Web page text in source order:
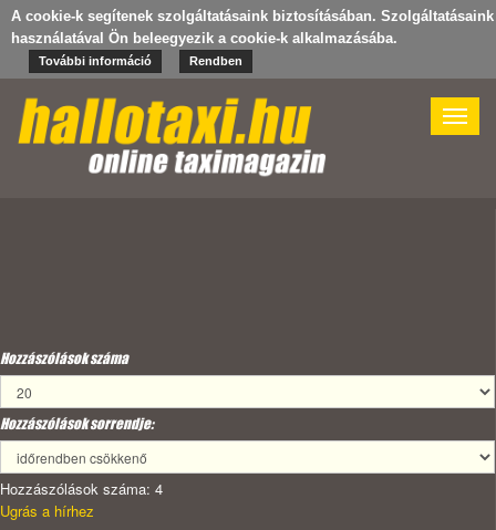
A cookie-k segítenek szolgáltatásaink biztosításában. Szolgáltatásaink
használatával Ön beleegyezik a cookie-k alkalmazásába.
További információ Rendben
Toggle
Hozzászólások száma
Hozzászólások sorrendje:
Hozzászólások száma: 4
Ugrás a hírhez